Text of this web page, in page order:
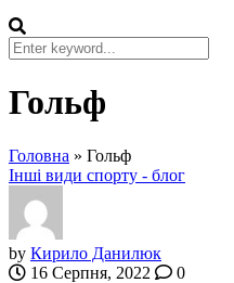
Гольф
Головна » Гольф
Інші види спорту - блог
by Кирило Данилюк
16 Серпня, 2022
0